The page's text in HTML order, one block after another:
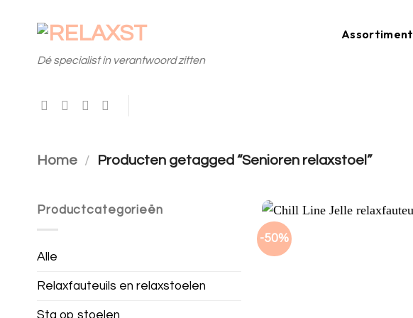
contentDé specialist in verantwoord zitten
Assortiment
Home / Producten getagged “Senioren relaxstoel”
Productcategorieën
Alle
Relaxfauteuils en relaxstoelen
Sta op stoelen
-50%